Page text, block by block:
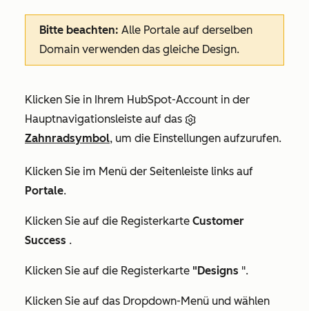
Bitte beachten: Alle Portale auf derselben
Domain verwenden das gleiche Design.
Klicken Sie in Ihrem HubSpot-Account in der
Hauptnavigationsleiste auf das
Zahnradsymbol, um die Einstellungen aufzurufen.
Klicken Sie im Menü der Seitenleiste links auf
Portale.
Klicken Sie auf die Registerkarte Customer
Success .
Klicken Sie auf die Registerkarte "Designs ".
Klicken Sie auf das Dropdown-Menü und wählen